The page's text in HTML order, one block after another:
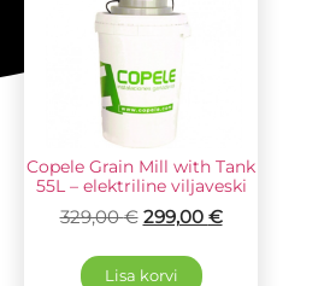
Copele Grain Mill with Tank
55L – elektriline viljaveski
329,00€ 299,00 €
Lisa korvi